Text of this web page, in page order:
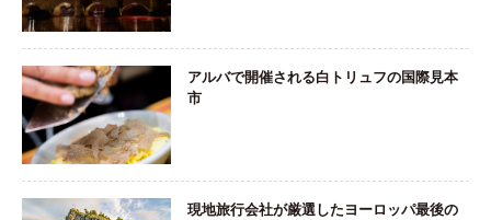
アルバで開催される白トリュフの国際見本
市
現地旅行会社が厳選したヨーロッパ最後の